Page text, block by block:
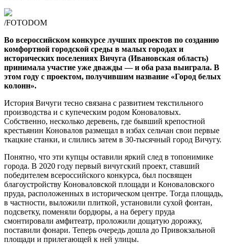
/FOTODOM
Во всероссийском конкурсе лучших проектов по созданию
комфортной городской среды в малых городах и
исторических поселениях Вичуга (Ивановская область)
принимала участие уже дважды — и оба раза выиграла. В
этом году с проектом, получившим название «Город белых
колонн».
История Вичуги тесно связана с развитием текстильного
производства и с купеческим родом Коноваловых.
Собственно, несколько деревень, где бывший крепостной
крестьянин Коновалов размещал в избах сельчан свои первые
ткацкие станки, и слились затем в 30-тысячный город Вичугу.
Понятно, что эти купцы оставили яркий след в топонимике
города. В 2020 году первый вичугский проект, ставший
победителем всероссийского конкурса, был посвящен
благоустройству Коноваловской площади и Коноваловского
пруда, расположенных в историческом центре. Тогда площадь,
в частности, выложили плиткой, установили сухой фонтан,
подсветку, поменяли бордюры, а на берегу пруда
смонтировали амфитеатр, проложили дощатую дорожку,
поставили фонари. Теперь очередь дошла до Привокзальной
площади и прилегающей к ней улицы.